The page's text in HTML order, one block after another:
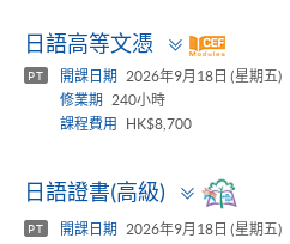
日語高等文憑
Toggle
panel
PT 開課日期
2026年9月18日 (星期五)
修業期
240小時
課程費用
HK$8,700
日語證書(高級)
Toggle
panel
PT 開課日期
2026年9月18日 (星期五)